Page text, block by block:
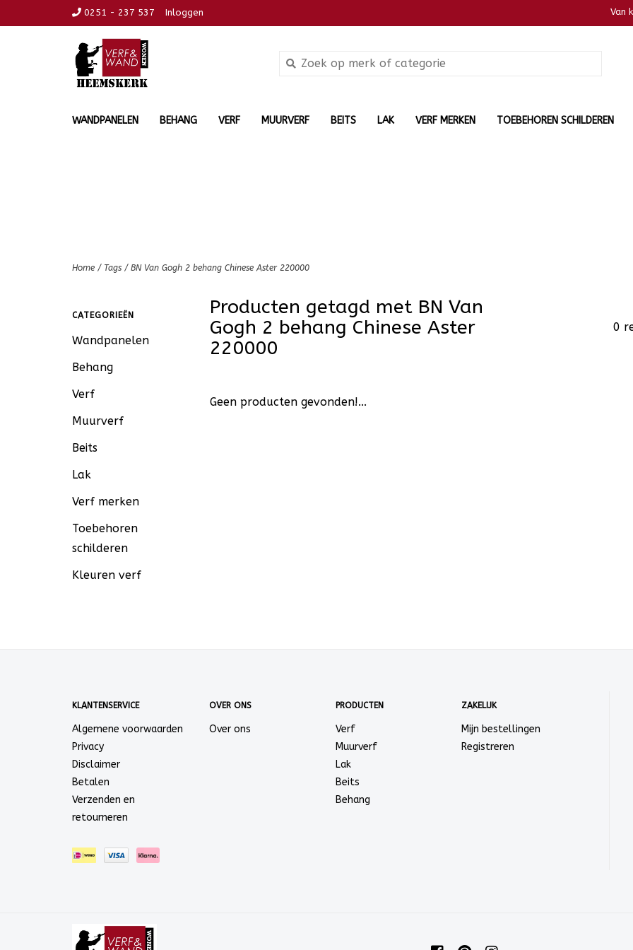
0251 - 237 537 Inloggen Van
WANDPANELEN BEHANG VERF MUURVERF BEITS LAK VERF MERKEN TOEBEHOREN SCHILDEREN
Home / Tags / BN Van Gogh 2 behang Chinese Aster 220000
CATEGORIEËN
Wandpanelen
Behang
Verf
Muurverf
Beits
Lak
Verf merken
Toebehoren
schilderen
Kleuren verf
Producten getagd met BN Van
Gogh 2 behang Chinese Aster
220000
0
Geen producten gevonden!...
KLANTENSERVICE
Algemene voorwaarden
Privacy
Disclaimer
Betalen
Verzenden en
retourneren
OVER ONS
Over ons
PRODUCTEN
Verf
Muurverf
Lak
Beits
Behang
ZAKELIJK
Mijn bestellingen
Registreren